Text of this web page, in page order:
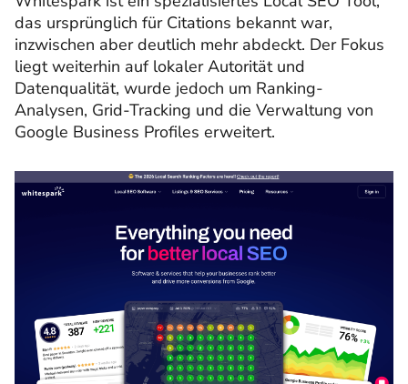
das ursprünglich für Citations bekannt war,
inzwischen aber deutlich mehr abdeckt. Der Fokus
liegt weiterhin auf lokaler Autorität und
Datenqualität, wurde jedoch um Ranking-
Analysen, Grid-Tracking und die Verwaltung von
Google Business Profiles erweitert.